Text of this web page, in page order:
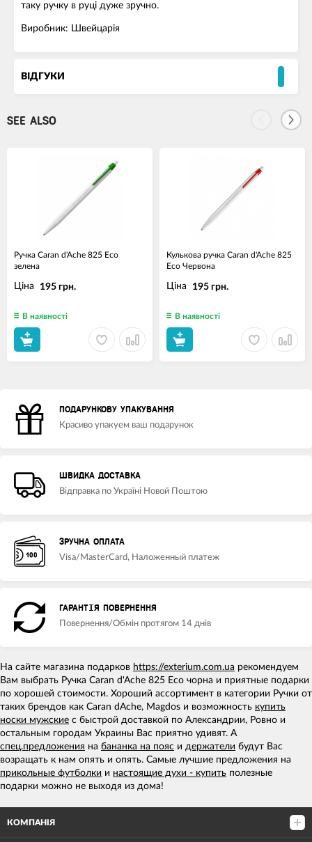
таку ручку в руці дуже зручно.
Виробник: Швейцарія
ВІДГУКИ
SEE ALSO
Ручка Caran d'Ache 825 Eco
зелена
Ціна 195 грн.
В наявності
Кулькова ручка Caran d'Ache 825
Eco Червона
Ціна 195 грн.
В наявності
ПОДАРУНКОВУ УПАКУВАННЯ
Красиво упакуем ваш подарунок
ШВИДКА ДОСТАВКА
Відправка по Україні Новой Поштою
ЗРУЧНА ОПЛАТА
Visa/MasterCard, Наложенный платеж
ГАРАНТІЯ ПОВЕРНЕННЯ
Повернення/Обмін протягом 14 днів
На сайте магазина подарков https://exterium.com.ua рекомендуем
Вам выбрать Ручка Caran d'Ache 825 Eco чорна и приятные подарки
по хорошей стоимости. Хороший ассортимент в категории Ручки от
таких брендов как Caran dAche, Magdos и возможность купить
носки мужские с быстрой доставкой по Александрии, Ровно и
остальным городам Украины Вас приятно удивят. А
спец.предложения на бананка на пояс и держатели будут Вас
возращать к нам опять и опять. Самые лучшие предложения на
прикольные футболки и настоящие духи - купить полезные
подарки можно не выходя из дома!
КОМПАНІЯ